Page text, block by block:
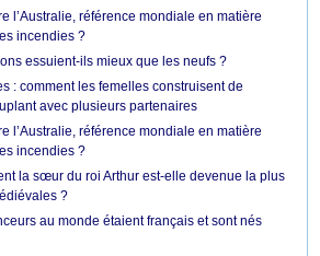
l’Australie, référence mondiale en matière
incendies ?
essuient-ils mieux que les neufs ?
: comment les femelles construisent de
avec plusieurs partenaires
l’Australie, référence mondiale en matière
incendies ?
la sœur du roi Arthur est-elle devenue la plus
?
au monde étaient français et sont nés